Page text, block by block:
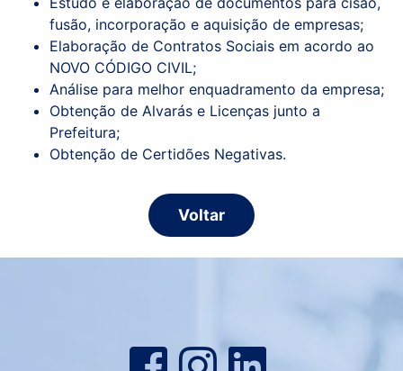
fusão, incorporação e aquisição de empresas;
Elaboração de Contratos Sociais em acordo ao
NOVO CÓDIGO CIVIL;
Análise para melhor enquadramento da empresa;
Obtenção de Alvarás e Licenças junto a
Prefeitura;
Obtenção de Certidões Negativas.
Voltar